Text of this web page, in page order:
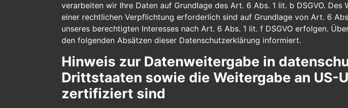
verarbeiten wir Ihre Daten auf Grundlage des Art. 6 Abs. 1 lit. b DSGVO.
einer rechtlichen Verpflichtung erforderlich sind auf Grundlage von Art. 6
unseres berechtigten Interesses nach Art. 6 Abs. 1 lit. f DSGVO erfolgen.
den folgenden Absätzen dieser Datenschutzerklärung informiert.
Hinweis zur Datenweitergabe in
Drittstaaten sowie die Weitergabe an US-
zertifiziert sind